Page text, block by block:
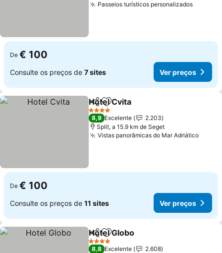
Passeios turísticos personalizadosVer
De € 100
Consulte os preços de 7 sites Ver preços
PartilharAdicionar aos favoritos
Hotel Cvita
4 Estrelas
8,9 Excelente
2.203
Split, a 15.9 km de Seget
Vistas panorâmicas do Mar AdriáticoVer
De € 100
Consulte os preços de 11 sites Ver preços
PartilharAdicionar aos favoritos
Hotel Globo
4 Estrelas
8,8 Excelente
2.608